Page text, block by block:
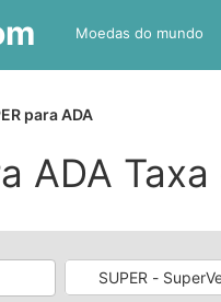
Moedas do mundo
para ADA
ADA
SUPER -